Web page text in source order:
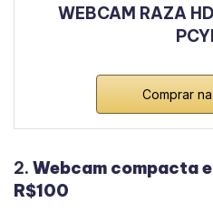
WEBCAM RAZA
Comprar
2. Webcam compacta
R$100